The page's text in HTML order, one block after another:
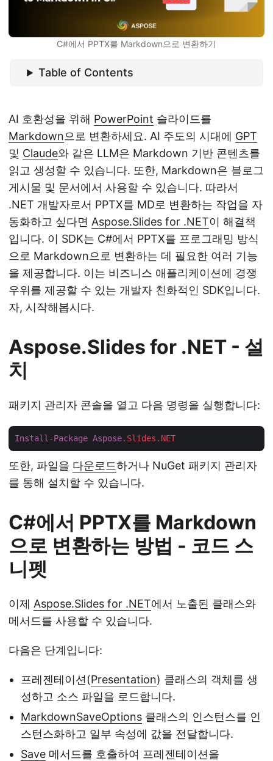
C#에서 PPTX를 Markdown으로 변환하기
Table of Contents
AI 호환성을 위해 PowerPoint 슬라이드를
Markdown으로 변환하세요. AI 주도의 시대에 GPT
및 Claude와 같은 LLM은 Markdown 기반 콘텐츠를
읽고 생성할 수 있습니다. 또한, Markdown은 블로그
게시물 및 문서에서 사용할 수 있습니다. 따라서
.NET 개발자로서 PPTX를 MD로 변환하는 작업을 자
동화하고 싶다면 Aspose.Slides for .NET이 해결책
입니다. 이 SDK는 C#에서 PPTX를 프로그래밍 방식
으로 Markdown으로 변환하는 데 필요한 여러 기능
을 제공합니다. 이는 비즈니스 애플리케이션에 경쟁
우위를 제공할 수 있는 개발자 친화적인 SDK입니다.
자, 시작해봅시다.
Aspose.Slides for .NET - 설
치
패키지 관리자 콘솔을 열고 다음 명령을 실행합니다:
Install-Package Aspose.Slides .NET
또한, 파일을 다운로드하거나 NuGet 패키지 관리자
를 통해 설치할 수 있습니다.
C#에서 PPTX를 Markdown
으로 변환하는 방법 - 코드 스
니펫
이제 Aspose.Slides for .NET에서 노출된 클래스와
메서드를 사용할 수 있습니다.
다음은 단계입니다:
프레젠테이션(Presentation) 클래스의 객체를 생
성하고 소스 파일을 로드합니다.
MarkdownSaveOptions 클래스의 인스턴스를 인
스턴스화하고 일부 속성에 값을 전달합니다.
Save 메서드를 호출하여 프레젠테이션을